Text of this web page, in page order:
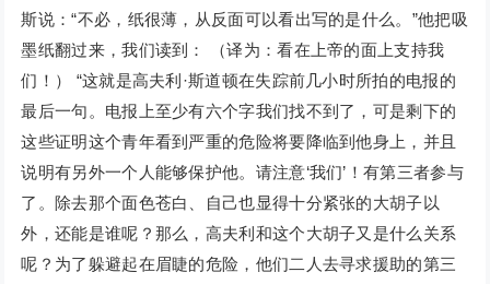
斯说：“不必，纸很薄，从反面可以看出写的是什么。”他把吸
墨纸翻过来，我们读到： （译为：看在上帝的面上支持我
们！） “这就是高夫利·斯道顿在失踪前几小时所拍的电报的
最后一句。电报上至少有六个字我们找不到了，可是剩下的
这些证明这个青年看到严重的危险将要降临到他身上，并且
说明有另外一个人能够保护他。请注意‘我们’！有第三者参与
了。除去那个面色苍白、自己也显得十分紧张的大胡子以
外，还能是谁呢？那么，高夫利和这个大胡子又是什么关系
呢？为了躲避起在眉睫的危险，他们二人去寻求援助的第三